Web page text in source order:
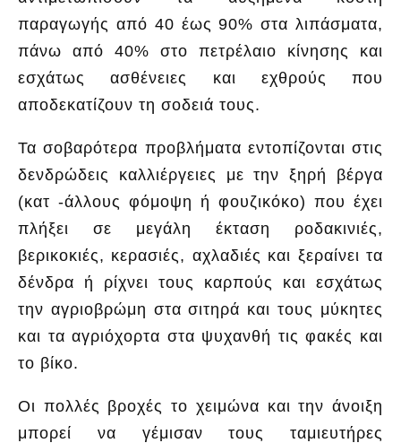
παραγωγής από 40 έως 90% στα λιπάσματα,
πάνω από 40% στο πετρέλαιο κίνησης και
εσχάτως ασθένειες και εχθρούς που
αποδεκατίζουν τη σοδειά τους.
Τα σοβαρότερα προβλήματα εντοπίζονται στις
δενδρώδεις καλλιέργειες με την ξηρή βέργα
(κατ -άλλους φόμοψη ή φουζικόκο) που έχει
πλήξει σε μεγάλη έκταση ροδακινιές,
βερικοκιές, κερασιές, αχλαδιές και ξεραίνει τα
δένδρα ή ρίχνει τους καρπούς και εσχάτως
την αγριοβρώμη στα σιτηρά και τους μύκητες
και τα αγριόχορτα στα ψυχανθή τις φακές και
το βίκο.
Οι πολλές βροχές το χειμώνα και την άνοιξη
μπορεί να γέμισαν τους ταμιευτήρες